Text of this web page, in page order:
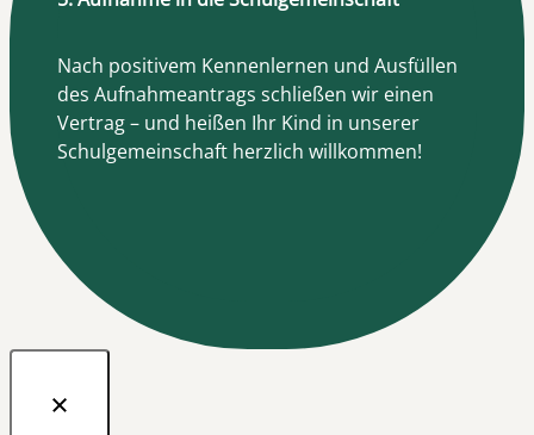
Nach positivem Kennenlernen und Ausfüllen
des Aufnahmeantrags schließen wir einen
Vertrag – und heißen Ihr Kind in unserer
Schulgemeinschaft herzlich willkommen!